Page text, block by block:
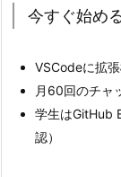
め
今すぐ始め
VSCodeに拡
月60回のチャ
学生はGitHub
認）